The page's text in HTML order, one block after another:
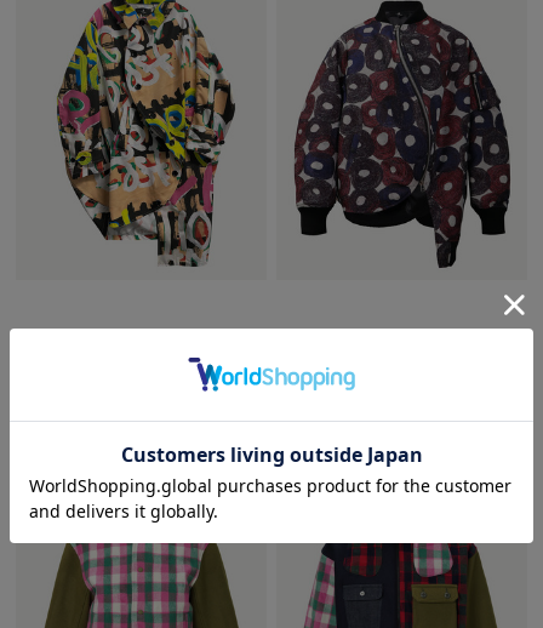
BALL COAT
（tax in）
¥178,200